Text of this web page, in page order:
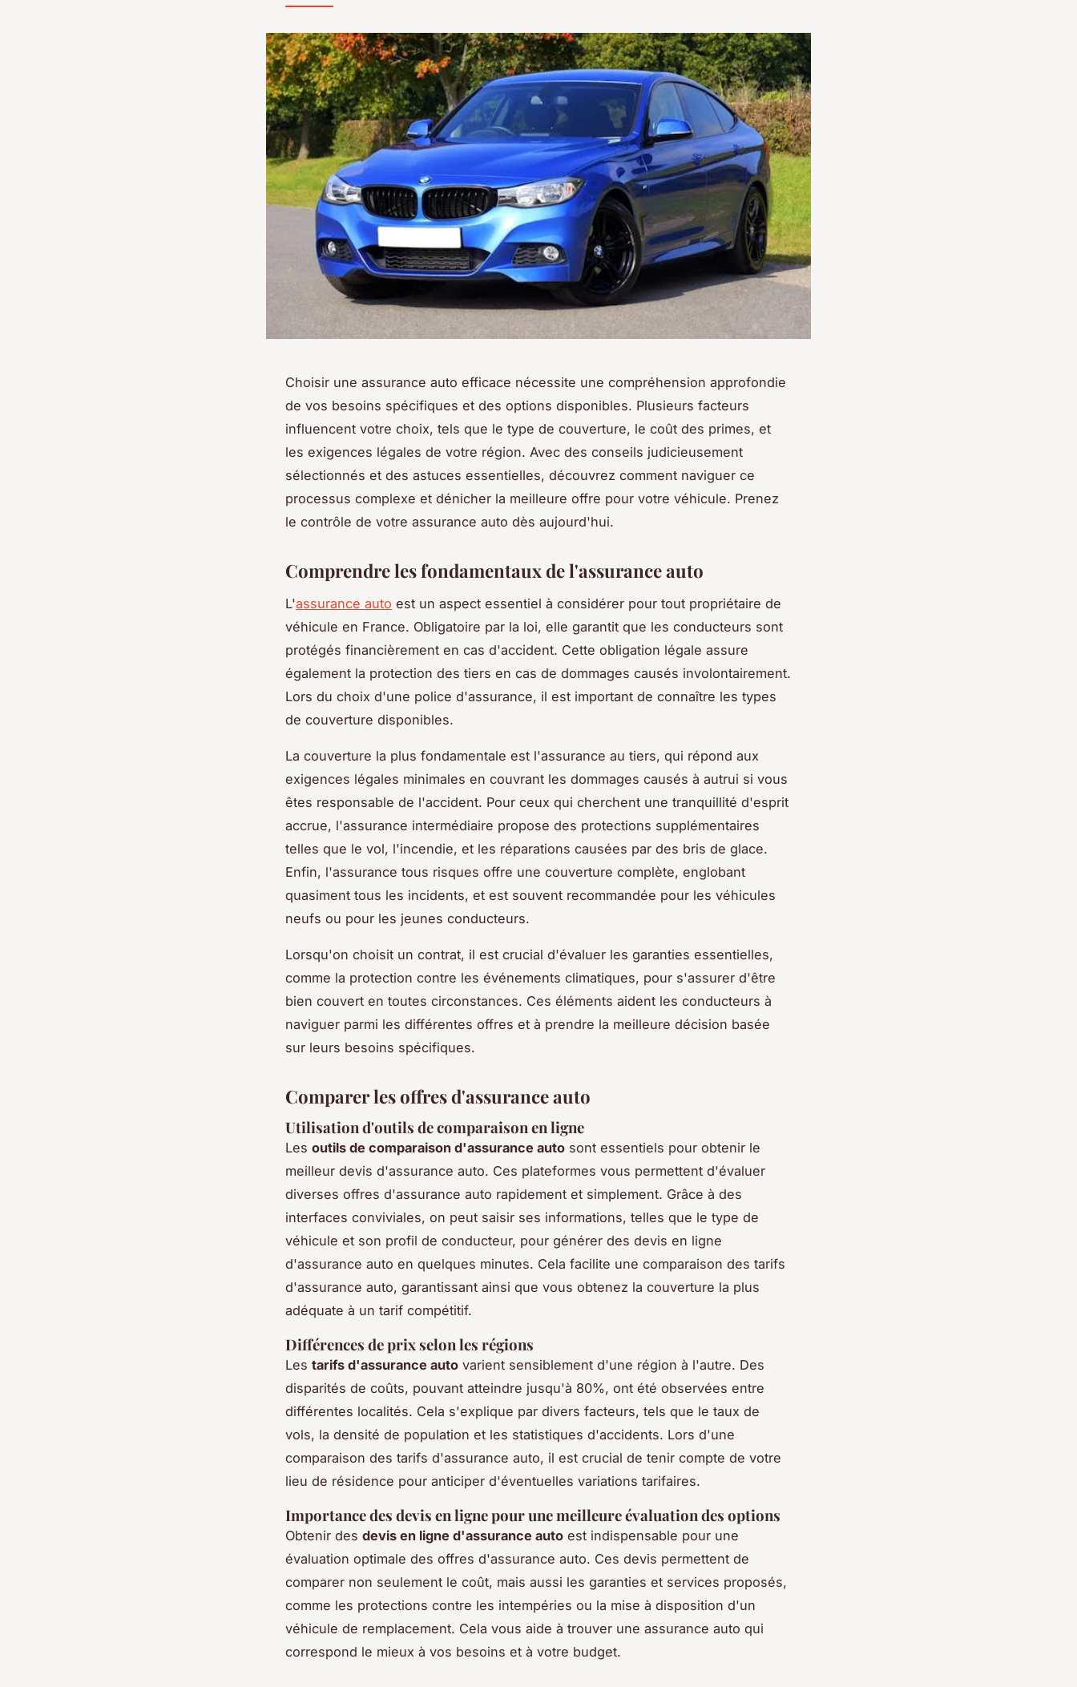
Choisir une assurance auto efficace nécessite une compréhension approfondie
de vos besoins spécifiques et des options disponibles. Plusieurs facteurs
influencent votre choix, tels que le type de couverture, le coût des primes, et
les exigences légales de votre région. Avec des conseils judicieusement
sélectionnés et des astuces essentielles, découvrez comment naviguer ce
processus complexe et dénicher la meilleure offre pour votre véhicule. Prenez
le contrôle de votre assurance auto dès aujourd'hui.
Comprendre les fondamentaux de l'assurance auto
L'assurance auto est un aspect essentiel à considérer pour tout propriétaire de
véhicule en France. Obligatoire par la loi, elle garantit que les conducteurs sont
protégés financièrement en cas d'accident. Cette obligation légale assure
également la protection des tiers en cas de dommages causés involontairement.
Lors du choix d'une police d'assurance, il est important de connaître les types
de couverture disponibles.
La couverture la plus fondamentale est l'assurance au tiers, qui répond aux
exigences légales minimales en couvrant les dommages causés à autrui si vous
êtes responsable de l'accident. Pour ceux qui cherchent une tranquillité d'esprit
accrue, l'assurance intermédiaire propose des protections supplémentaires
telles que le vol, l'incendie, et les réparations causées par des bris de glace.
Enfin, l'assurance tous risques offre une couverture complète, englobant
quasiment tous les incidents, et est souvent recommandée pour les véhicules
neufs ou pour les jeunes conducteurs.
Lorsqu'on choisit un contrat, il est crucial d'évaluer les garanties essentielles,
comme la protection contre les événements climatiques, pour s'assurer d'être
bien couvert en toutes circonstances. Ces éléments aident les conducteurs à
naviguer parmi les différentes offres et à prendre la meilleure décision basée
sur leurs besoins spécifiques.
Comparer les offres d'assurance auto
Utilisation d'outils de comparaison en ligne
Les outils de comparaison d'assurance auto sont essentiels pour obtenir le
meilleur devis d'assurance auto. Ces plateformes vous permettent d'évaluer
diverses offres d'assurance auto rapidement et simplement. Grâce à des
interfaces conviviales, on peut saisir ses informations, telles que le type de
véhicule et son profil de conducteur, pour générer des devis en ligne
d'assurance auto en quelques minutes. Cela facilite une comparaison des tarifs
d'assurance auto, garantissant ainsi que vous obtenez la couverture la plus
adéquate à un tarif compétitif.
Différences de prix selon les régions
Les tarifs d'assurance auto varient sensiblement d'une région à l'autre. Des
disparités de coûts, pouvant atteindre jusqu'à 80%, ont été observées entre
différentes localités. Cela s'explique par divers facteurs, tels que le taux de
vols, la densité de population et les statistiques d'accidents. Lors d'une
comparaison des tarifs d'assurance auto, il est crucial de tenir compte de votre
lieu de résidence pour anticiper d'éventuelles variations tarifaires.
Importance des devis en ligne pour une meilleure évaluation des options
Obtenir des devis en ligne d'assurance auto est indispensable pour une
évaluation optimale des offres d'assurance auto. Ces devis permettent de
comparer non seulement le coût, mais aussi les garanties et services proposés,
comme les protections contre les intempéries ou la mise à disposition d'un
véhicule de remplacement. Cela vous aide à trouver une assurance auto qui
correspond le mieux à vos besoins et à votre budget.